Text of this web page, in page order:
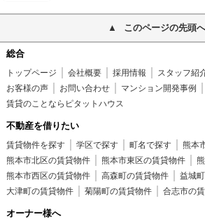
このページの先頭へ
総合
トップページ 会社概要 採用情報 スタッフ紹
お客様の声
お問い合わせ
マンション開発事例
賃貸のことならピタットハウス
不動産を借りたい
賃貸物件を探す 学区で探す 町名で探す
熊本
熊本市北区の賃貸物件
熊本市東区の賃貸物件
熊本市西区の賃貸物件
高森町の賃貸物件
益城
大津町の賃貸物件
菊陽町の賃貸物件 合志市の
オーナー様へ